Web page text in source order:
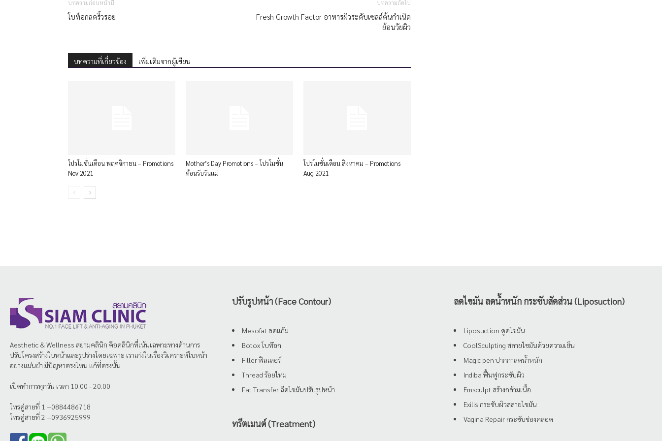
บทความก่อนหน้านี้
โบท็อกลดริ้วรอย
บทความถัดไป
Fresh Growth Factor อาหารผิวระดับเซลล์ต้นกำเนิด
ย้อนวัยผิว
บทความที่เกี่ยวข้อง เพิ่มเติมจากผู้เขียน
โปรโมชั่นเดือน พฤศจิกายน – Promotions
Nov 2021
Mother’s Day Promotions – โปรโมชั่น
ต้อนรับวันเเม่
โปรโมชั่นเดือน สิงหาคม – Promotions
Aug 2021
Aesthetic & Wellness สยามคลินิก คือคลินิกที่เน้นเฉพาะทางด้านการ
ปรับโครงสร้างใบหน้าและรูปร่างโดยเฉพาะ เราเก่งในเรื่องวิเคราะห์ใบหน้า
อย่างแม่นยำ มีปัญหาตรงไหน แก้ที่ตรงนั้น
เปิดทำการทุกวัน เวลา 10.00 - 20.00
โทรคู่สายที่ 1 +0884486718
โทรคู่สายที่ 2 +0936925999
ปรับรูปหน้า (Face Contour)
Mesofat ลดแก้ม
Botox โบท๊อก
Filler ฟิลเลอร์
Thread ร้อยไหม
Fat Transfer ฉีดไขมันปรับรูปหน้า
ทรีตเมนต์ (Treatment)
ลดไขมัน ลดน้ำหนัก กระชับสัดส่วน (Liposuction)
Liposuction ดูดไขมัน
CoolSculpting สลายไขมันด้วยความเย็น
Magic pen ปากกาลดน้ำหนัก
Indiba ฟื้นฟูกระชับผิว
Emsculpt สร้างกล้ามเนื้อ
Exilis กระชับผิวสลายไขมัน
Vagina Repair กระชับช่องคลอด